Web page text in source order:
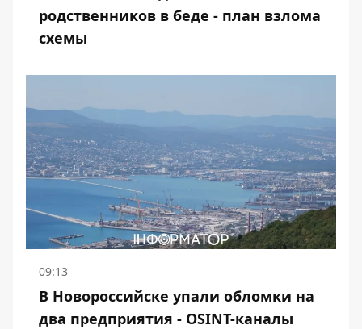
родственников в беде - план взлома
схемы
09:13
В Новороссийске упали обломки на
два предприятия - OSINT-каналы